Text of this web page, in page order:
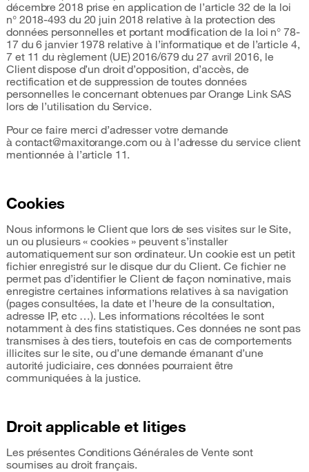
décembre 2018 prise en application de l’article 32 de la loi
n° 2018-493 du 20 juin 2018 relative à la protection des
données personnelles et portant modification de la loi n° 78-
17 du 6 janvier 1978 relative à l’informatique et de l’article 4,
7 et 11 du règlement (UE) 2016/679 du 27 avril 2016, le
Client dispose d’un droit d’opposition, d’accès, de
rectification et de suppression de toutes données
personnelles le concernant obtenues par Orange Link SAS
lors de l’utilisation du Service.
Pour ce faire merci d’adresser votre demande
à contact@maxitorange.com ou à l’adresse du service client
mentionnée à l’article 11.
Cookies
Nous informons le Client que lors de ses visites sur le Site,
un ou plusieurs « cookies » peuvent s’installer
automatiquement sur son ordinateur. Un cookie est un petit
fichier enregistré sur le disque dur du Client. Ce fichier ne
permet pas d’identifier le Client de façon nominative, mais
enregistre certaines informations relatives à sa navigation
(pages consultées, la date et l’heure de la consultation,
adresse IP, etc …). Les informations récoltées le sont
notamment à des fins statistiques. Ces données ne sont pas
transmises à des tiers, toutefois en cas de comportements
illicites sur le site, ou d’une demande émanant d’une
autorité judiciaire, ces données pourraient être
communiquées à la justice.
Droit applicable et litiges
Les présentes Conditions Générales de Vente sont
soumises au droit français.